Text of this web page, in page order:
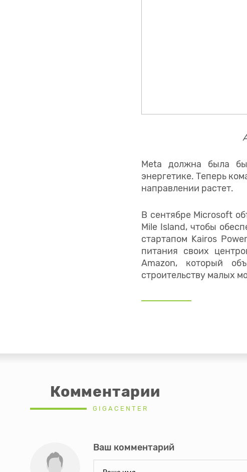
Meta должна была
энергетике. Теперь
направлении растет.
В сентябре Microsoft
Mile Island, чтобы
стартапом Kairos
питания своих
Amazon, который
строительству малых
Комментарии
GIGACENTER
Ваш комментарий